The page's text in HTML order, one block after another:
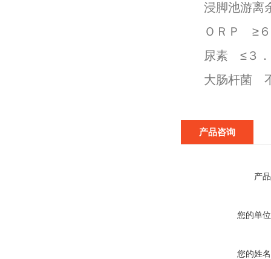
浸脚池游
ＯＲＰ ≥
尿素 ≤３
大肠杆菌
产品咨询
产
您的单
您的姓